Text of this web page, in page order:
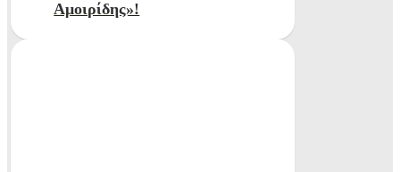
Αμοιρίδης»!